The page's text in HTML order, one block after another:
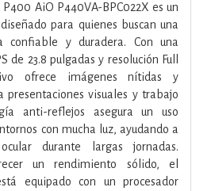
P400 AiO P440VA-BPC022X es un
para quienes buscan una
confiable y duradera. Con una
23.8 pulgadas y resolución Full
ofrece imágenes nítidas y
presentaciones visuales y trabajo
anti-reflejos asegura un uso
con mucha luz, ayudando a
durante largas jornadas.
un rendimiento sólido, el
equipado con un procesador